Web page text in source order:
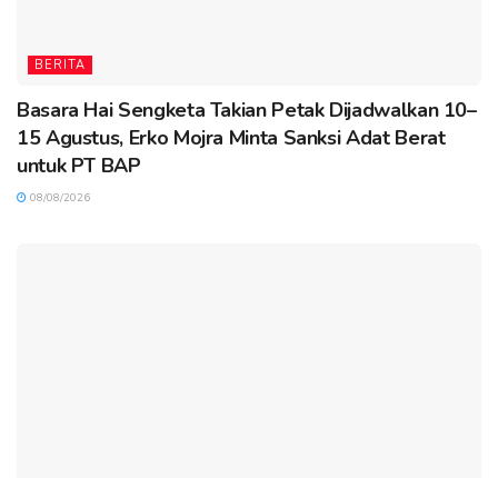
BERITA
Basara Hai Sengketa Takian Petak Dijadwalkan 10–
15 Agustus, Erko Mojra Minta Sanksi Adat Berat
untuk PT BAP
08/08/2026